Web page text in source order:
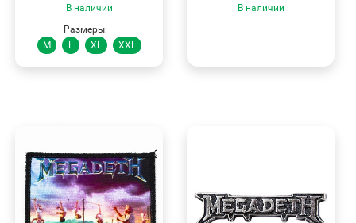
В наличии
Размеры:
M
L XL XXL
В наличии